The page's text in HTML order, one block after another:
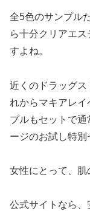
全5色のサンプル
ら十分クリアエ
すよね。
近くのドラッグス
れからマキアレ
プルもセットで
ージのお試し特別
女性にとって、肌
公式サイトなら